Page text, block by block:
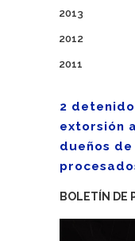
2013
2012
2011
2
extorsión
dueños
BOLETÍN DE